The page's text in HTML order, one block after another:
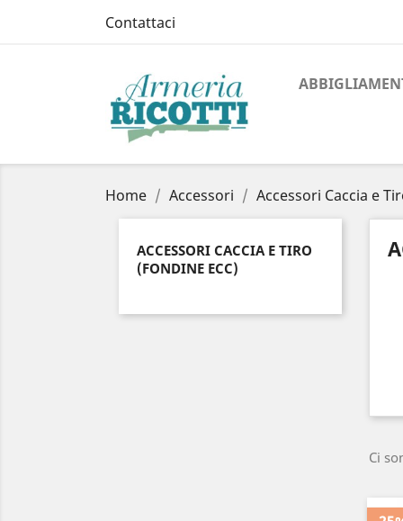
Contattaci
Home Accessori Accessori Caccia e
ACCESSORI CACCIA E TIRO
(FONDINE ECC)
Ci